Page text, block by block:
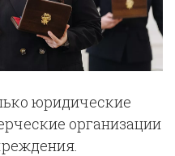
юридические
организации